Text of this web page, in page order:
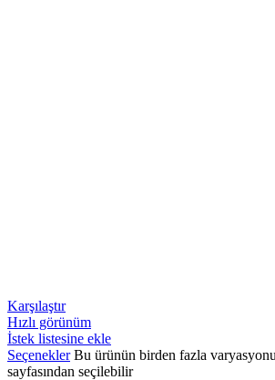
Karşılaştır
Hızlı görünüm
İstek listesine ekle
Seçenekler Bu ürünün birden fazla
sayfasından seçilebilir